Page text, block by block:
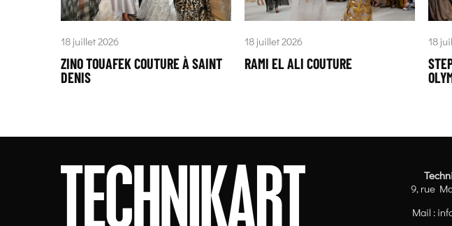
18 juillet 2026
ZINO TOUAFEK COUTURE À SAINT
DENIS
18 juillet 2026
RAMI EL ALI COUTURE
18
9, rue
Mail :